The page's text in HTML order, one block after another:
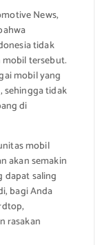
News,
tidak
tersebut.
mobil yang
sehingga tidak
di
mobil
akan semakin
dapat saling
bagi Anda
rasakan